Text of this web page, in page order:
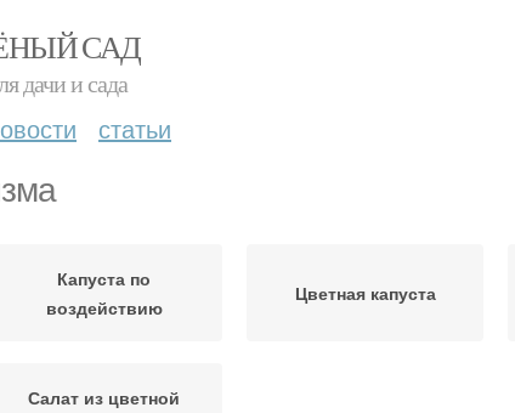
САД
дачи и сада
статьи
Капуста по
воздействию
Цветная капуста
Салат из цветной